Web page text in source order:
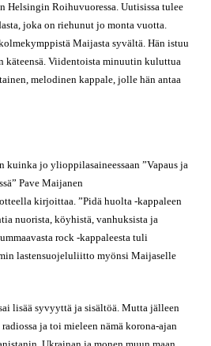
Helsingin Roihuvuoressa. Uutisissa tulee
joka on riehunut jo monta vuotta.
Maijasta syvältä. Hän istuu
käteensä. Viidentoista minuutin kuluttua
melodinen kappale, jolle hän antaa
kuinka jo ylioppilasaineessaan ”Vapaus ja
Pave Maijanen
kirjoittaa. ”Pidä huolta -kappaleen
nuorista, köyhistä, vanhuksista ja
rock -kappaleesta tuli
lastensuojeluliitto myönsi Maijaselle
lisää syvyyttä ja sisältöä. Mutta jälleen
ja toi mieleen nämä korona-ajan